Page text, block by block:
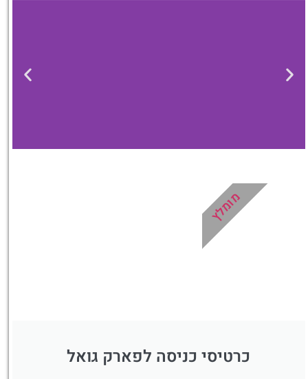
מציאת מלון
מומלץ?
כרטיסי כניסה לפארק גואל
מומלץ